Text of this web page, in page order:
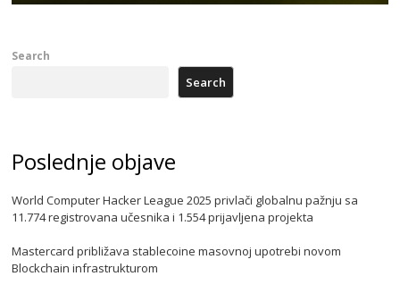
Search
Search
Poslednje objave
World Computer Hacker League 2025 privlači globalnu pažnju sa
11.774 registrovana učesnika i 1.554 prijavljena projekta
Mastercard približava stablecoine masovnoj upotrebi novom
Blockchain infrastrukturom